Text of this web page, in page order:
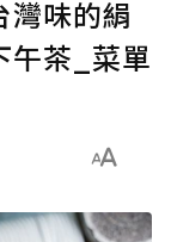
灣味的絹
午茶_菜單